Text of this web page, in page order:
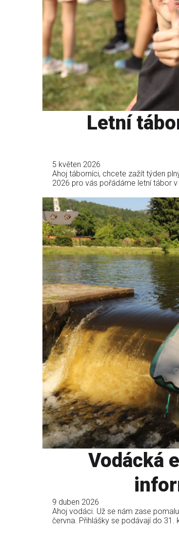
Letní
5 květen 2026
Ahoj táborníci, chcete zažít týden
2026 pro vás pořádáme letní tábor v
Vodácká
9 duben 2026
Ahoj vodáci. Už se nám zase
června. Přihlášky se podávají do 31.